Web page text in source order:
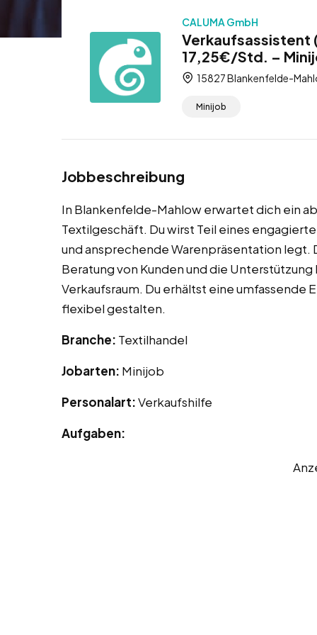
CALUMA GmbH
17,25€/Std. –
15827 Blankenfelde-
Minijob
Jobbeschreibung
In Blankenfelde-Mahlow erwartet dich ein
Textilgeschäft. Du wirst Teil eines
und ansprechende Warenpräsentation
Beratung von Kunden und die
Verkaufsraum. Du erhältst eine
flexibel gestalten.
Branche: Textilhandel
Jobarten: Minijob
Personalart:Verkaufshilfe
Aufgaben: